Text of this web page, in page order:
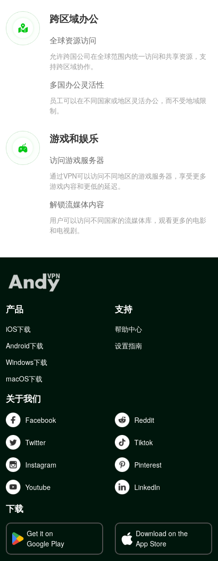
跨区域办公
全球资源访问
允许跨国公司在全球范围内统一访问和共享资源，支
持跨区域协作。
多国办公灵活性
员工可以在不同国家或地区灵活办公，而不受地域限
制。
游戏和娱乐
访问游戏服务器
通过VPN可以访问不同地区的游戏服务器，享受更多
游戏内容和更低的延迟。
解锁流媒体内容
用户可以访问不同国家的流媒体库，观看更多的电影
和电视剧。
产品
iOS下载
Android下载
Windows下载
macOS下载
支持
帮助中心
设置指南
关于我们
Facebook Reddit
Twitter Tiktok
Instagram Pinterest
Youtube Linkedln
下载
Get it on
Google Play
Download on the
App Store